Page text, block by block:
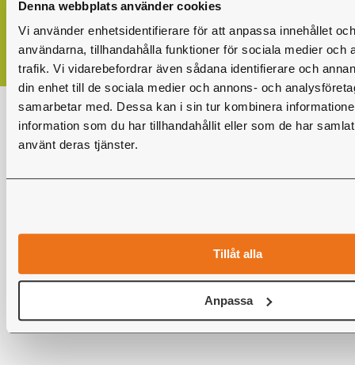
Denna webbplats använder cookies
Vi använder enhetsidentifierare för att anpassa innehållet
användarna, tillhandahålla funktioner för sociala medier och
trafik. Vi vidarebefordrar även sådana identifierare och
din enhet till de sociala medier och annons- och
samarbetar med. Dessa kan i sin tur kombinera
information som du har tillhandahållit eller som de har
använt deras tjänster.
Tillåt alla
Anpassa